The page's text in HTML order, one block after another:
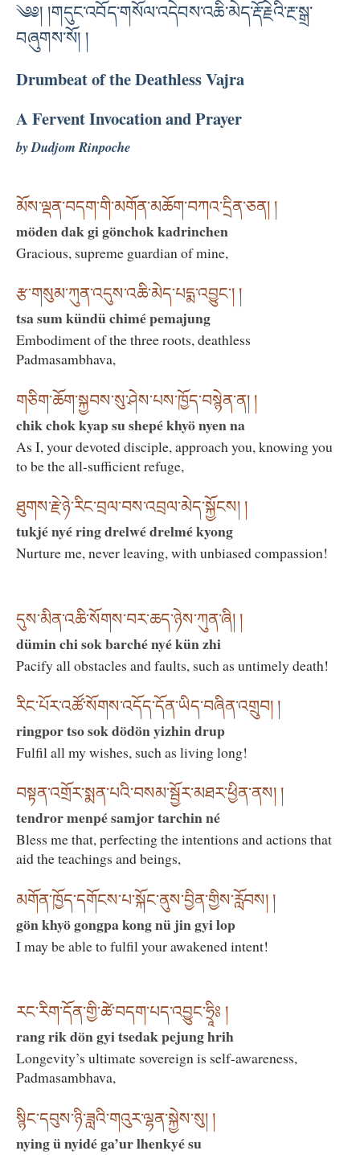
༄༅། །གདུང་འབོད་གསོལ་འདེབས་འཆི་མེད་རྡོ་རྗེའི་རྔ་སྒྲ་
བཞུགས་སོ། །
Drumbeat of the Deathless Vajra
A Fervent Invocation and Prayer
by Dudjom Rinpoche
མོས་ལྡན་བདག་གི་མགོན་མཆོག་བཀའ་དྲིན་ཅན། །
möden dak gi gönchok kadrinchen
Gracious, supreme guardian of mine,
རྩ་གསུམ་ཀུན་འདུས་འཆི་མེད་པདྨ་འབྱུང་། །
tsa sum kündü chimé pemajung
Embodiment of the three roots, deathless
Padmasambhava,
གཅིག་ཆོག་སྐྱབས་སུ་ཤེས་པས་ཁྱོད་བསྙེན་ན། །
chik chok kyap su shepé khyö nyen na
As I, your devoted disciple, approach you, knowing you
to be the all-sufficient refuge,
ཐུགས་རྗེ་ཉེ་རིང་བྲལ་བས་འབྲལ་མེད་སྐྱོངས། །
tukjé nyé ring drelwé drelmé kyong
Nurture me, never leaving, with unbiased compassion!
དུས་མིན་འཆི་སོགས་བར་ཆད་ཉེས་ཀུན་ཞི། །
dümin chi sok barché nyé kün zhi
Pacify all obstacles and faults, such as untimely death!
རིང་པོར་འཚོ་སོགས་འདོད་དོན་ཡིད་བཞིན་འགྲུབ། །
ringpor tso sok dödön yizhin drup
Fulfil all my wishes, such as living long!
བསྟན་འགྲོར་སྨན་པའི་བསམ་སྦྱོར་མཐར་ཕྱིན་ནས། །
tendror menpé samjor tarchin né
Bless me that, perfecting the intentions and actions that
aid the teachings and beings,
མགོན་ཁྱོད་དགོངས་པ་སྐོང་ནུས་བྱིན་གྱིས་རློབས། །
gön khyö gongpa kong nü jin gyi lop
I may be able to fulfil your awakened intent!
རང་རིག་དོན་གྱི་ཚེ་བདག་པད་འབྱུང་ཧྲཱིཿ །
rang rik dön gyi tsedak pejung hrih
Longevity’s ultimate sovereign is self-awareness,
Padmasambhava,
སྙིང་དབུས་ཉི་ཟླའི་གའུར་ལྷན་སྐྱེས་སུ། །
nying ü nyidé ga’ur lhenkyé su